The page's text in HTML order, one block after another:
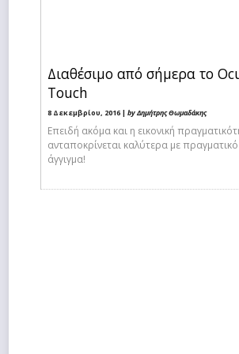
Διαθέσιμο από σήμερα το
Touch
8 Δεκεμβρίου, 2016 | by Δημήτρης Θωμαδάκης
Επειδή ακόμα και η εικονική
ανταποκρίνεται καλύτερα με πραγματικό
άγγιγμα!